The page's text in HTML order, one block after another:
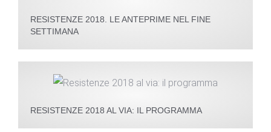
RESISTENZE 2018. LE ANTEPRIME NEL FINE
SETTIMANA
RESISTENZE 2018 AL VIA: IL PROGRAMMA